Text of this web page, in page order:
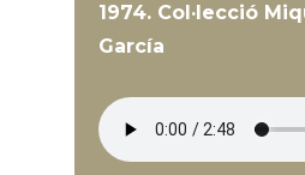
1974. Col·lecció
García